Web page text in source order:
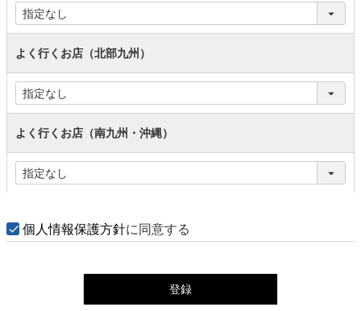
よく行くお店（北部九州）
よく行くお店（南九州・沖縄）
個人情報保護方針に同意する
登録